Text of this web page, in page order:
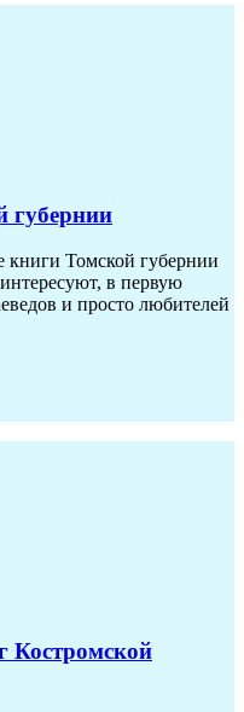
губернии
книги Томской губернии
в первую
и просто любителей
Костромской